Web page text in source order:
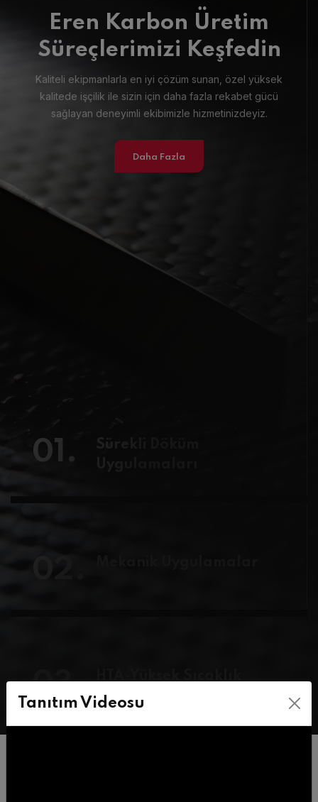
Eren Karbon Üretim
Süreçlerimizi Keşfedin
Kaliteli ekipmanlarla en iyi çözüm sunan, özel yüksek
kalitede işçilik ile sizin için daha fazla rekabet gücü
sağlayan deneyimli ekibimizle hizmetinizdeyiz.
Daha Fazla
01.
Sürekli Döküm
03.
Uygulamaları
Tanıtım Videosu